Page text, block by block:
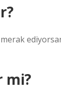
mi?